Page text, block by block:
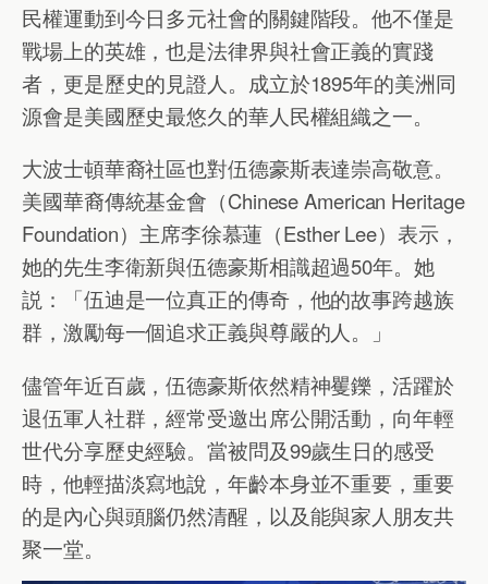
民權運動到今日多元社會的關鍵階段。他不僅是
戰場上的英雄，也是法律界與社會正義的實踐
者，更是歷史的見證人。成立於1895年的美洲同
源會是美國歷史最悠久的華人民權組織之一。
大波士頓華裔社區也對伍德豪斯表達崇高敬意。
美國華裔傳統基金會（Chinese American Heritage
Foundation）主席李徐慕蓮（Esther Lee）表示，
她的先生李衛新與伍德豪斯相識超過50年。她
説：「伍迪是一位真正的傳奇，他的故事跨越族
群，激勵每一個追求正義與尊嚴的人。」
儘管年近百歲，伍德豪斯依然精神矍鑠，活躍於
退伍軍人社群，經常受邀出席公開活動，向年輕
世代分享歷史經驗。當被問及99歲生日的感受
時，他輕描淡寫地說，年齡本身並不重要，重要
的是內心與頭腦仍然清醒，以及能與家人朋友共
聚一堂。